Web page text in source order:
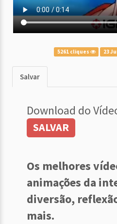
5261 cliques 23
Salvar
Download do
SALVAR
Os melhores
animações da
diversão,
mais.